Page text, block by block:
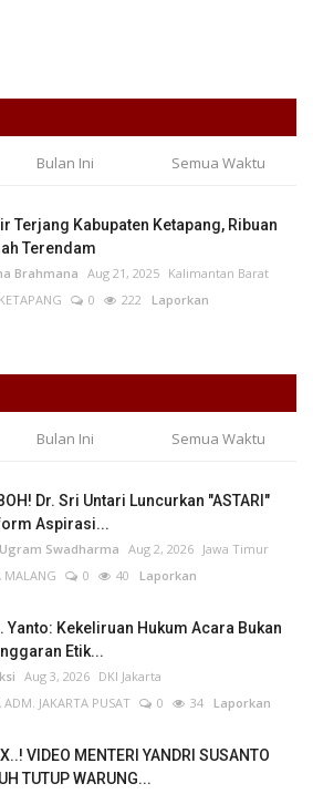
Bulan Ini Semua Waktu
Terjang Kabupaten Ketapang, Ribuan
Terendam
Brahmana Aug 21, 2025 Kalimantan Barat
0 222 Laporkan
Bulan Ini Semua Waktu
Dr. Sri Untari Luncurkan "ASTARI"
Aspirasi...
Swadharma Aug 2, 2026 Jawa Timur
MALANG
0 40 Laporkan
Yanto: Kekeliruan Hukum Acara Bukan
Etik...
Aug 3, 2026 DKI Jakarta
ADM. JAKARTA PUSAT
0 34 Laporkan
VIDEO MENTERI YANDRI SUSANTO
TUTUP WARUNG...